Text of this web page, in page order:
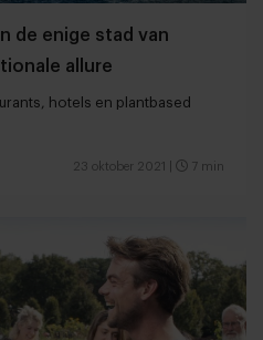
de enige stad van
allure
hotels en plantbased
23 oktober 2021 7 min